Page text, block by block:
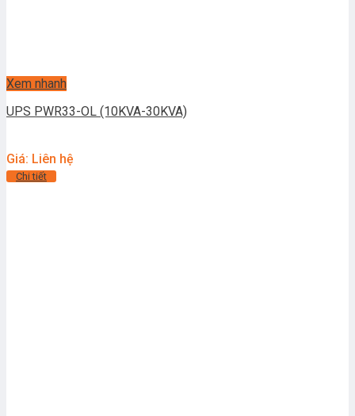
Xem nhanh
UPS PWR33-OL (10KVA-30KVA)
Giá: Liên hệ
Chi tiết